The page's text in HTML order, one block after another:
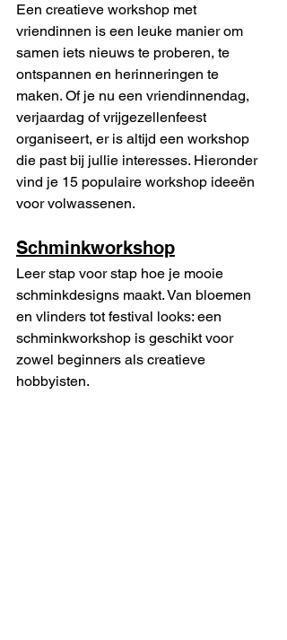
Een creatieve workshop met
vriendinnen is een leuke manier om
samen iets nieuws te proberen, te
ontspannen en herinneringen te
maken. Of je nu een vriendinnendag,
verjaardag of vrijgezellenfeest
organiseert, er is altijd een workshop
die past bij jullie interesses. Hieronder
vind je 15 populaire workshop ideeën
voor volwassenen.
Schminkworkshop
Leer stap voor stap hoe je mooie
schminkdesigns maakt. Van bloemen
en vlinders tot festival looks: een
schminkworkshop is geschikt voor
zowel beginners als creatieve
hobbyisten.